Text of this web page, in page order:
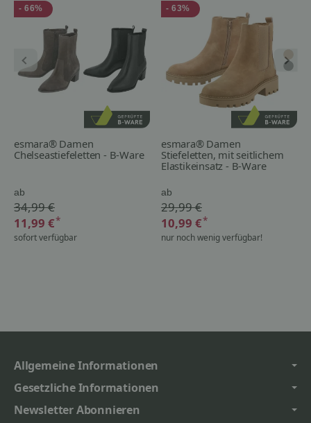
- 66%
esmara® Damen
Chelseastiefeletten - B-Ware
ab
34,99 €
11,99 €*
sofort verfügbar
- 63%
esmara® Damen
Stiefeletten, mit seitlichem
Elastikeinsatz - B-Ware
ab
29,99 €
10,99 €*
nur noch wenig verfügbar!
Allgemeine Informationen
Gesetzliche Informationen
Newsletter Abonnieren